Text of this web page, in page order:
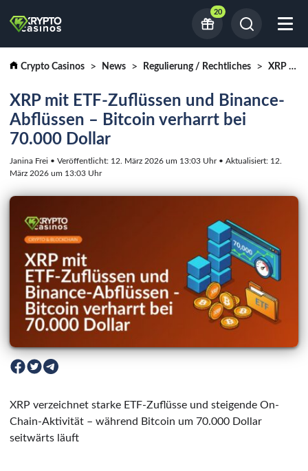
20
Crypto Casinos News Regulierung / Rechtliches XRP mit ETF-Zuflüssen und Binance-Abflüssen - Bitcoin verharrt bei 70.000 Dollar
XRP mit ETF-Zuflüssen und Binance-
Abflüssen – Bitcoin verharrt bei
70.000 Dollar
Janina Frei • Veröffentlicht: 12. März 2026 um 13:03 Uhr • Aktualisiert: 12.
März 2026 um 13:03 Uhr
XRP verzeichnet starke ETF-Zuflüsse und steigende On-
Chain-Aktivität – während Bitcoin um 70.000 Dollar
seitwärts läuft